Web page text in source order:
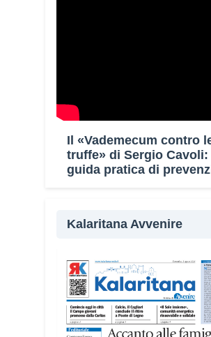
Il «Vademecum contro
truffe» di Sergio Cavoli:
guida pratica di
Kalaritana Avvenire